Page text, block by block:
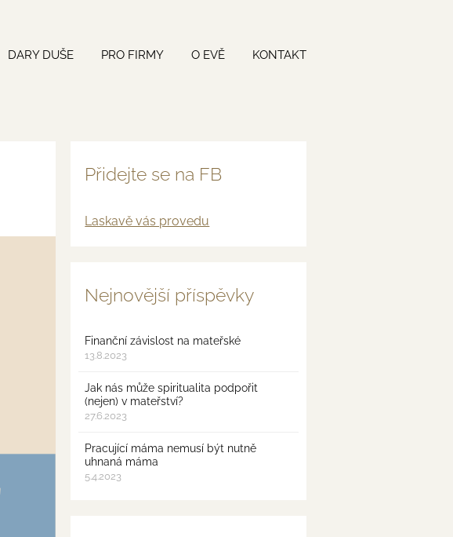
DARY DUŠE PRO FIRMY O EVĚ KONTAKT
Přidejte se na FB
Laskavě vás provedu
Nejnovější příspěvky
Finanční závislost na mateřské
13.8.2023
Jak nás může spiritualita podpořit
(nejen) v mateřství?
27.6.2023
Pracující máma nemusí být nutně
uhnaná máma
5.4.2023